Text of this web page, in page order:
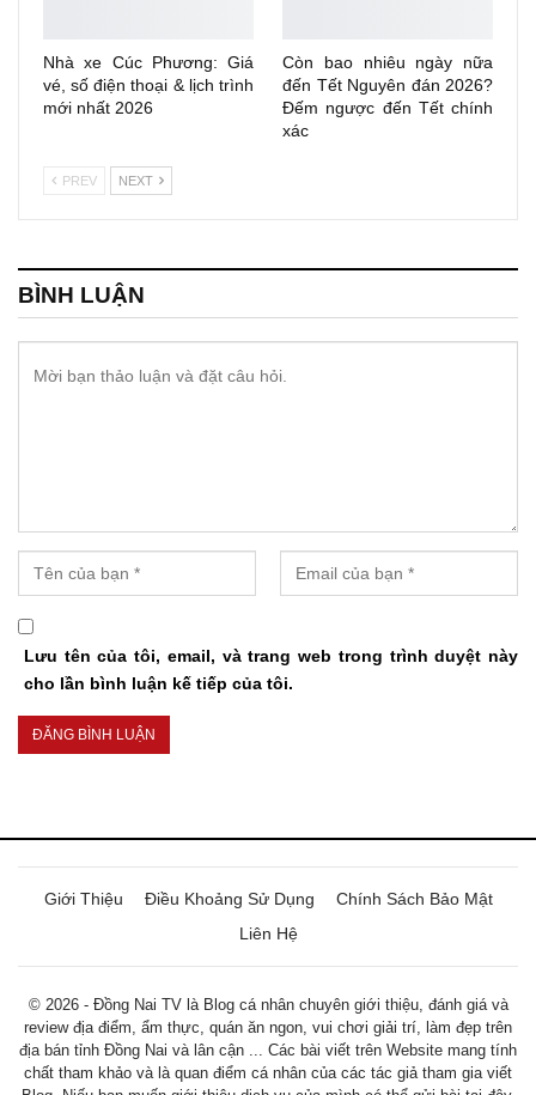
Nhà xe Cúc Phương: Giá
vé, số điện thoại & lịch trình
mới nhất 2026
Còn bao nhiêu ngày nữa
đến Tết Nguyên đán 2026?
Đếm ngược đến Tết chính
xác
PREV NEXT
BÌNH LUẬN
Lưu tên của tôi, email, và trang web trong trình duyệt này
cho lần bình luận kế tiếp của tôi.
Giới Thiệu Điều Khoảng Sử Dụng
Chính Sách Bảo Mật
Liên Hệ
© 2026 - Đồng Nai TV là Blog cá nhân chuyên giới thiệu, đánh giá và
review địa điểm, ẩm thực, quán ăn ngon, vui chơi giải trí, làm đẹp trên
địa bán tỉnh Đồng Nai và lân cận ... Các bài viết trên Website mang tính
chất tham khảo và là quan điểm cá nhân của các tác giả tham gia viết